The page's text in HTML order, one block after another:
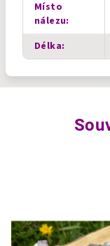
Místo
nálezu:
Délka: